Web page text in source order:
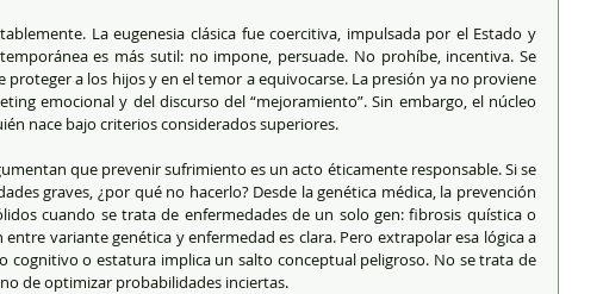
La eugenesia clásica fue coercitiva, impulsada por el Estado y
es más sutil: no impone, persuade. No prohíbe, incentiva. Se
proteger a los hijos y en el temor a equivocarse. La presión ya no proviene
emocional y del discurso del “mejoramiento”. Sin embargo, el núcleo
nace bajo criterios considerados superiores.
que prevenir sufrimiento es un acto éticamente responsable. Si se
graves, ¿por qué no hacerlo? Desde la genética médica, la prevención
cuando se trata de enfermedades de un solo gen: fibrosis quística o
variante genética y enfermedad es clara. Pero extrapolar esa lógica a
cognitivo o estatura implica un salto conceptual peligroso. No se trata de
de optimizar probabilidades inciertas.